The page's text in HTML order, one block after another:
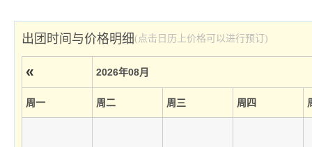
出团时间与价格明细(点击日历上价格可以进行预订)
« 2026年08月
周一 周二 周三 周四